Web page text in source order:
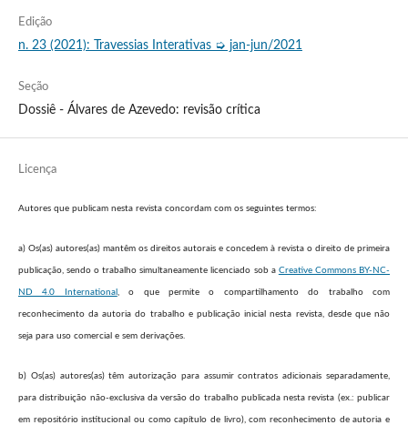
Edição
n. 23 (2021): Travessias Interativas ➭ jan-jun/2021
Seção
Dossiê - Álvares de Azevedo: revisão crítica
Licença
Autores que publicam nesta revista concordam com os seguintes termos:
a) Os(as) autores(as) mantêm os direitos autorais e concedem à revista o direito de primeira
publicação, sendo o trabalho simultaneamente licenciado sob a Creative Commons BY-NC-
ND 4.0 International , o que permite o compartilhamento do trabalho com
reconhecimento da autoria do trabalho e publicação inicial nesta revista, desde que não
seja para uso comercial e sem derivações.
b) Os(as) autores(as) têm autorização para assumir contratos adicionais separadamente,
para distribuição não-exclusiva da versão do trabalho publicada nesta revista (ex.: publicar
em repositório institucional ou como capítulo de livro), com reconhecimento de autoria e